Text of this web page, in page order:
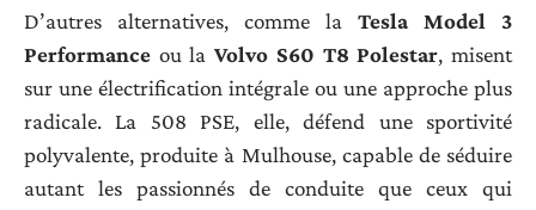
D’autres alternatives, comme la Tesla Model 3
Performance ou laVolvo S60 T8 Polestar, misent
sur une électrification intégrale ou une approche plus
radicale. La 508 PSE, elle, défend une sportivité
polyvalente, produite à Mulhouse, capable de séduire
autant les passionnés de conduite que ceux qui